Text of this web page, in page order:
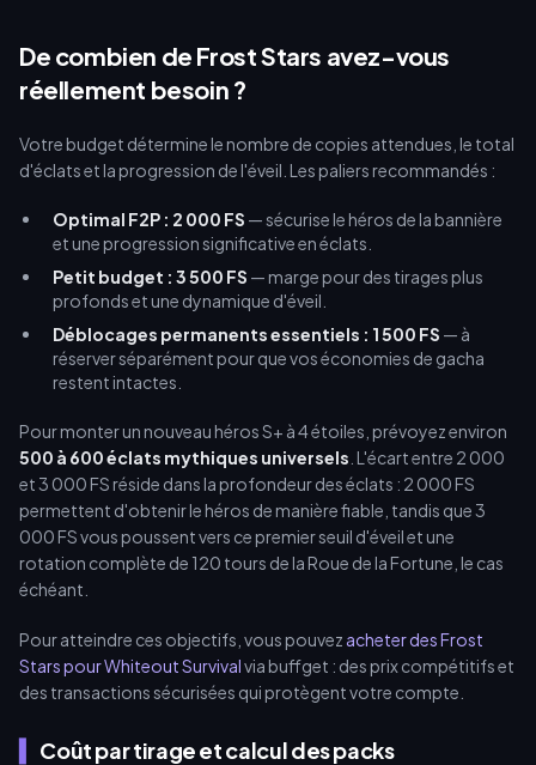
De combien de Frost Stars avez-vous
réellement besoin ?
Votre budget détermine le nombre de copies attendues, le total
d'éclats et la progression de l'éveil. Les paliers recommandés :
Optimal F2P : 2 000 FS — sécurise le héros de la bannière
et une progression significative en éclats.
Petit budget : 3 500 FS — marge pour des tirages plus
profonds et une dynamique d'éveil.
Déblocages permanents essentiels : 1 500 FS — à
réserver séparément pour que vos économies de gacha
restent intactes.
Pour monter un nouveau héros S+ à 4 étoiles, prévoyez environ
500 à 600 éclats mythiques universels . L'écart entre 2 000
et 3 000 FS réside dans la profondeur des éclats : 2 000 FS
permettent d'obtenir le héros de manière fiable, tandis que 3
000 FS vous poussent vers ce premier seuil d'éveil et une
rotation complète de 120 tours de la Roue de la Fortune, le cas
échéant.
Pour atteindre ces objectifs, vous pouvez acheter des Frost
Stars pour Whiteout Survivalvia buffget : des prix compétitifs et
des transactions sécurisées qui protègent votre compte.
Coût par tirage et calcul des packs